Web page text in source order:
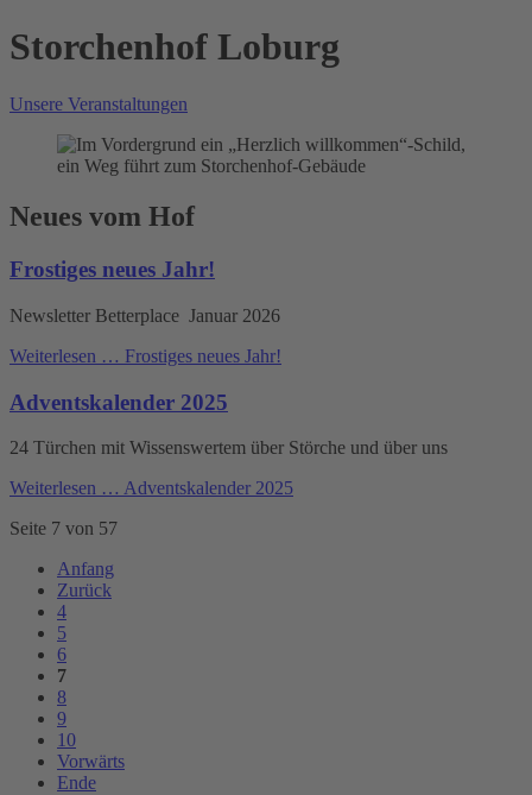
Storchenhof Loburg
Unsere Veranstaltungen
Neues vom Hof
Frostiges neues Jahr!
Newsletter Betterplace Januar 2026
Weiterlesen … Frostiges neues Jahr!
Adventskalender 2025
24 Türchen mit Wissenswertem über Störche und über uns
Weiterlesen … Adventskalender 2025
Seite 7 von 57
Anfang
Zurück
4
5
6
7
8
9
10
Vorwärts
Ende